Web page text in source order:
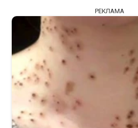
РЕКЛАМА